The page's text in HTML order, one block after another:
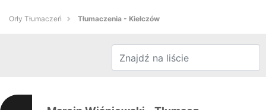
Orły Tłumaczeń Tłumaczenia - Kiełczów